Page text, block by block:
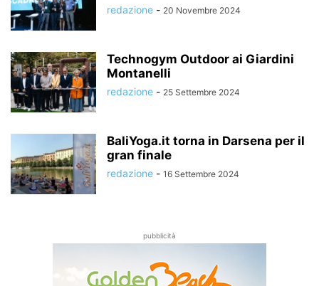
redazione - 20 Novembre 2024
Technogym Outdoor ai Giardini
Montanelli
redazione - 25 Settembre 2024
BaliYoga.it torna in Darsena per il
gran finale
redazione - 16 Settembre 2024
pubblicità